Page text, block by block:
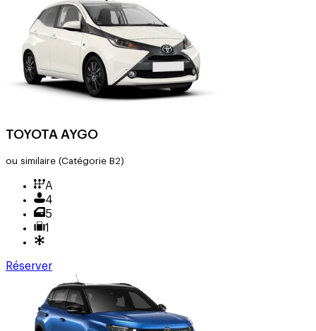
TOYOTA AYGO
ou similaire (Catégorie B2)
A
4
5
1
Réserver